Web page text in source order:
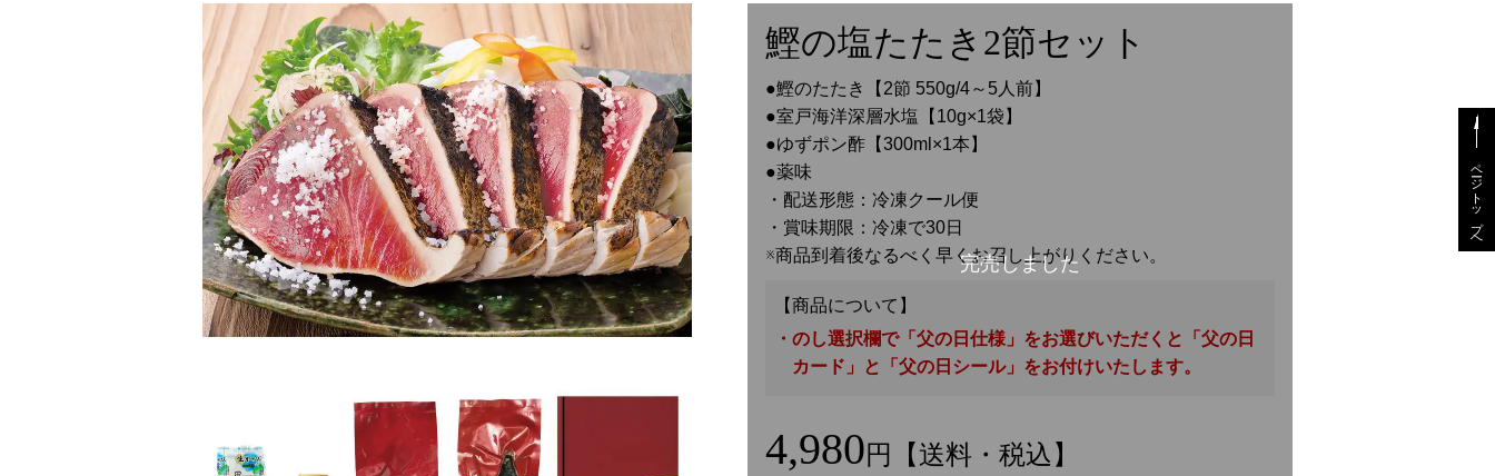
鰹の塩たたき2節セット
●鰹のたたき【2節 550g/4～5人前】
●室戸海洋深層水塩【10g×1袋】
●ゆずポン酢【300ml×1本】
●薬味
・配送形態：冷凍クール便
・賞味期限：冷凍で30日
※商品到着後なるべく早くお召し上がりください。
【商品について】
・のし選択欄で「父の日仕様」をお選びいただくと「父の日
カード」と「父の日シール」をお付けいたします。
4,980円【送料・税込】
ページトップへ